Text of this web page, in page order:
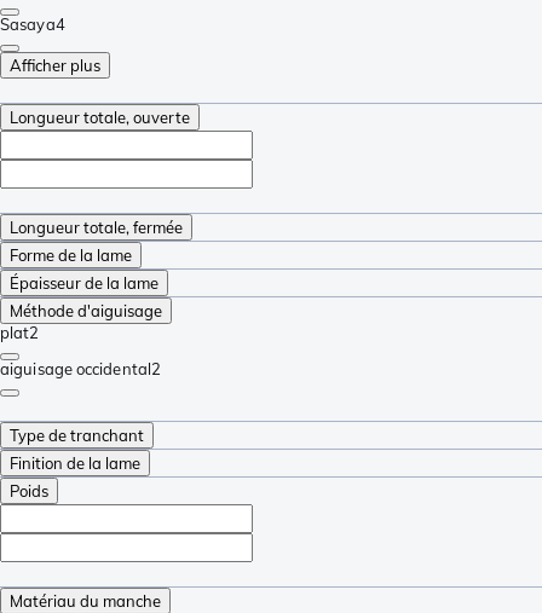
Sasaya4
Afficher plus
Longueur totale, ouverte
Longueur totale, fermée
Forme de la lame
Épaisseur de la lame
Méthode d'aiguisage
plat2
aiguisage occidental2
Type de tranchant
Finition de la lame
Poids
Matériau du manche